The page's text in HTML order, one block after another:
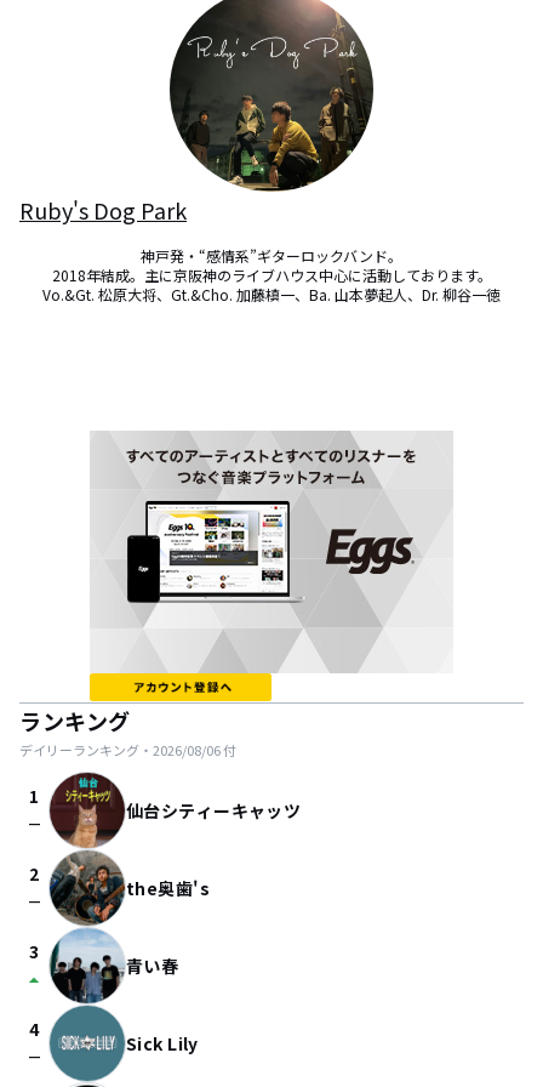
Ruby's Dog Park
神戸発・“感情系”ギターロックバンド。
2018年結成。主に京阪神のライブハウス中心に活動しております。
Vo.&Gt. 松原大将、Gt.&Cho. 加藤槙一、Ba. 山本夢起人、Dr. 柳谷一徳
ランキング
デイリーランキング・ 2026/08/06付
1
check_indeterminate_small 仙台シティーキャッツ
2
check_indeterminate_small the奥歯's
3
arrow_drop_up 青い春
4
check_indeterminate_small Sick Lily